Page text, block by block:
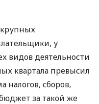
у
видов деятельности
квартала превысил
налогов, сборов,
за такой же